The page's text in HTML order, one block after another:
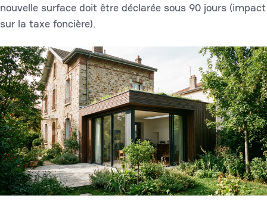
nouvelle surface doit être déclarée sous 90 jours (impact
sur la taxe foncière).